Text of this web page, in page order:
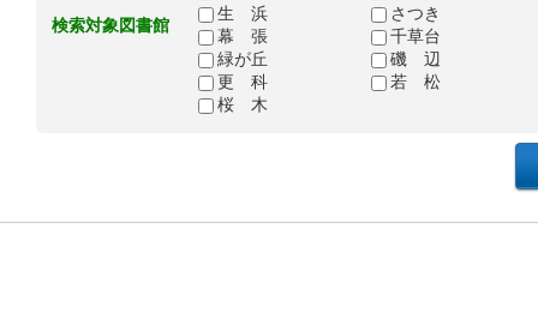
検索対象図書館
生 浜
さつき
幕 張
千草台
緑が丘
磯 辺
更 科
若 松
桜 木